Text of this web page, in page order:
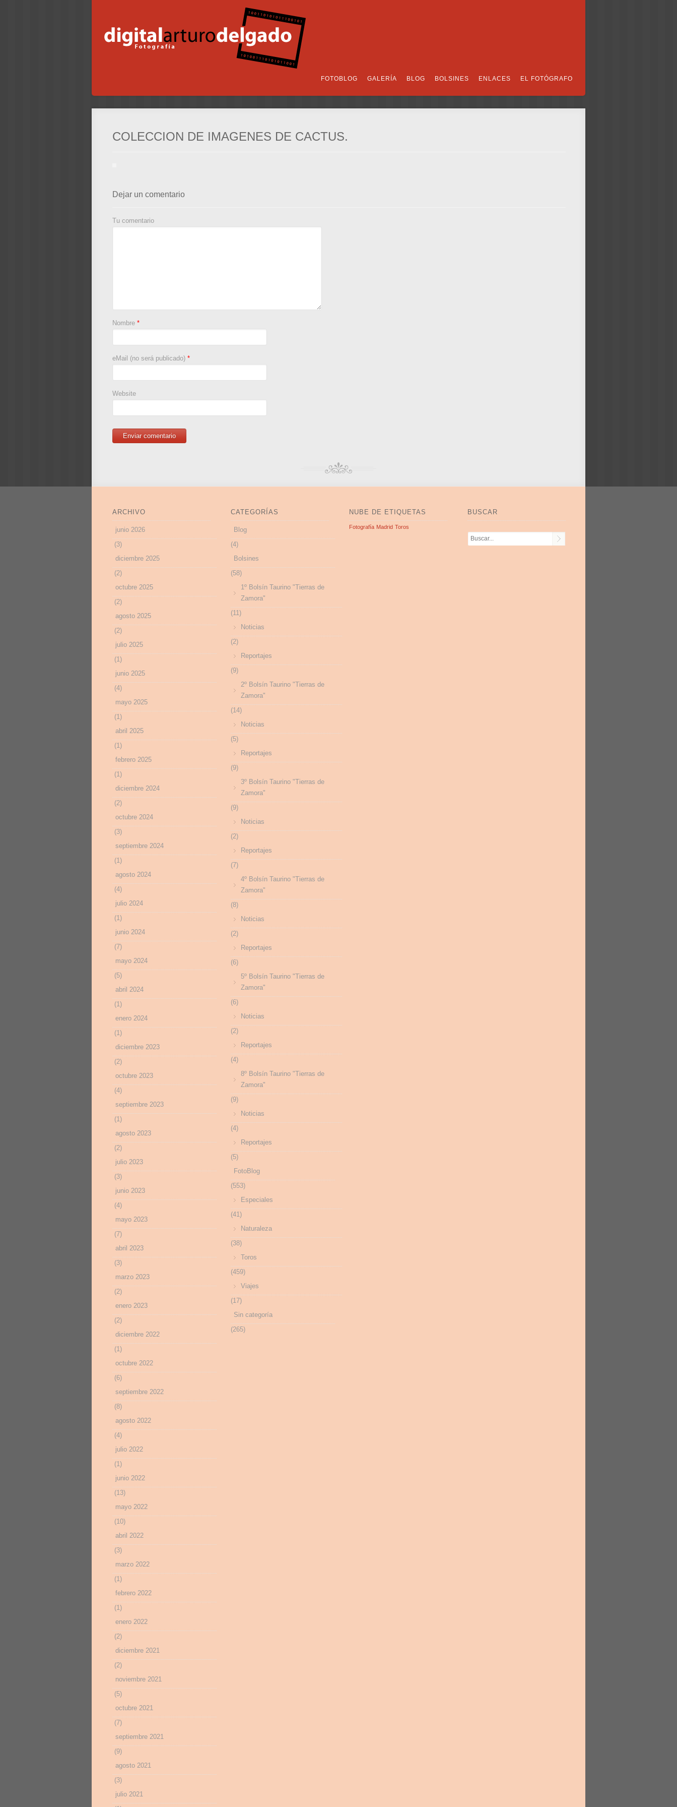
FOTOBLOG GALERÍA BLOG BOLSINES ENLACES EL FOTÓGRAFO
COLECCION DE IMAGENES DE CACTUS.
Dejar un comentario
Tu comentario
Nombre *
eMail (no será publicado) *
Website
ARCHIVO
junio 2026
(3)
diciembre 2025
(2)
octubre 2025
(2)
agosto 2025
(2)
julio 2025
(1)
junio 2025
(4)
mayo 2025
(1)
abril 2025
(1)
febrero 2025
(1)
diciembre 2024
(2)
octubre 2024
(3)
septiembre 2024
(1)
agosto 2024
(4)
julio 2024
(1)
junio 2024
(7)
mayo 2024
(5)
abril 2024
(1)
enero 2024
(1)
diciembre 2023
(2)
octubre 2023
(4)
septiembre 2023
(1)
agosto 2023
(2)
julio 2023
(3)
junio 2023
(4)
mayo 2023
(7)
abril 2023
(3)
marzo 2023
(2)
enero 2023
(2)
diciembre 2022
(1)
octubre 2022
(6)
septiembre 2022
(8)
agosto 2022
(4)
julio 2022
(1)
junio 2022
(13)
mayo 2022
(10)
abril 2022
(3)
marzo 2022
(1)
febrero 2022
(1)
enero 2022
(2)
diciembre 2021
(2)
noviembre 2021
(5)
octubre 2021
(7)
septiembre 2021
(9)
agosto 2021
(3)
julio 2021
CATEGORÍAS
Blog
(4)
Bolsines
(58)
1º Bolsín Taurino "Tierras de
Zamora"
(11)
Noticias
(2)
Reportajes
(9)
2º Bolsín Taurino "Tierras de
Zamora"
(14)
Noticias
(5)
Reportajes
(9)
3º Bolsín Taurino "Tierras de
Zamora"
(9)
Noticias
(2)
Reportajes
(7)
4º Bolsín Taurino "Tierras de
Zamora"
(8)
Noticias
(2)
Reportajes
(6)
5º Bolsín Taurino "Tierras de
Zamora"
(6)
Noticias
(2)
Reportajes
(4)
8º Bolsín Taurino "Tierras de
Zamora"
(9)
Noticias
(4)
Reportajes
(5)
FotoBlog
(553)
Especiales
(41)
Naturaleza
(38)
Toros
(459)
Viajes
(17)
Sin categoría
(265)
NUBE DE ETIQUETAS
Fotografía Madrid Toros
BUSCAR